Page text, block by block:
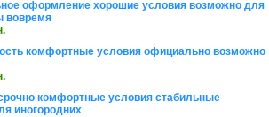
оформление хорошие условия возможно для
вовремя
комфортные условия официально возможно
комфортные условия стабильные
иногородних